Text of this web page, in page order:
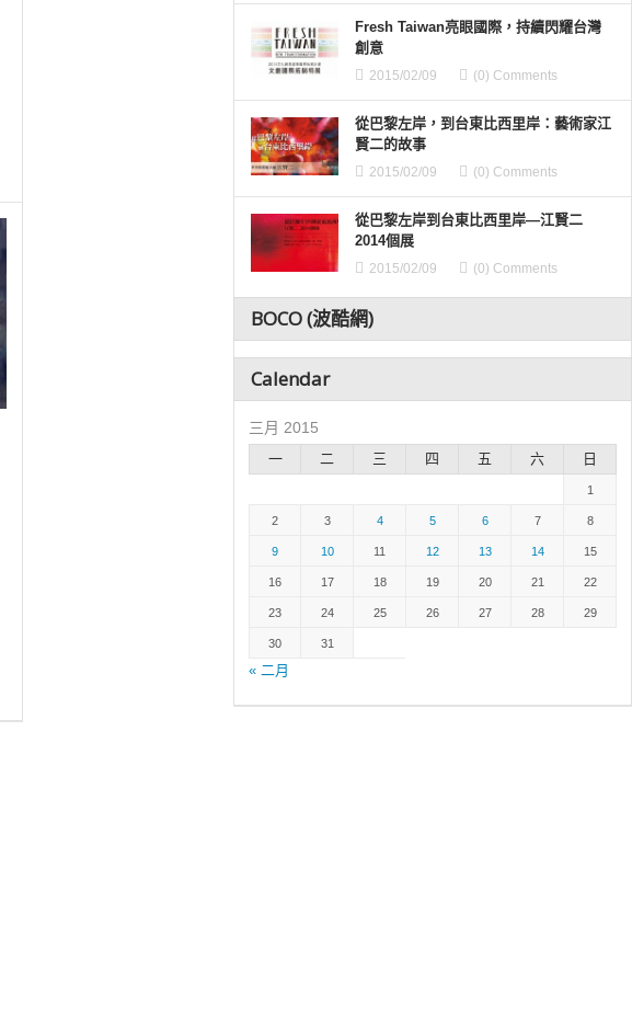
Fresh Taiwan亮眼國際，持續閃耀台灣
創意
2015/02/09 (0) Comments
從巴黎左岸，到台東比西里岸：藝術家江
賢二的故事
2015/02/09 (0) Comments
從巴黎左岸到台東比西里岸—江賢二
2014個展
2015/02/09 (0) Comments
BOCO (波酷網)
Calendar
三月 2015
一 二 三 四 五 六 日
« 二月
1
2 3 4 5 6 7 8
9 10 11 12 13 14 15
16 17 18 19 20 21 22
23 24 25 26 27 28 29
30 31